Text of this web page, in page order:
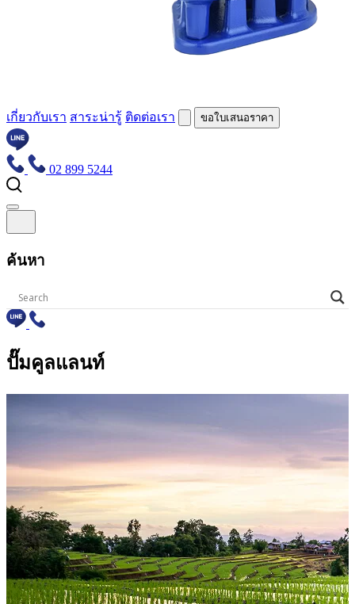
เกี่ยวกับเรา สาระน่ารู้ ติดต่อเรา ขอใบเสนอราคา
02 899 5244
ติดต่อเรา
อุตสาหกรรม
ปั๊มน้ำเพื่อการเกษตร
ปั๊มน้ำเพื่อระบบชลประทาน
ปั๊มน้ำเพื่อระบบเครื่องจักร
ปั๊มน้ำเพื่อระบบประปา
ปั๊มน้ำเพื่อระบบ HVAC
ผลิตภัณฑ์
ทั้งหมด
ปั๊มหอยโข่ง
ค้นหา
ปั๊มคูลแลนท์